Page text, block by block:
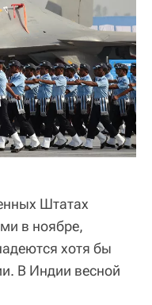
Штатах
в ноябре,
хотя бы
В Индии весной